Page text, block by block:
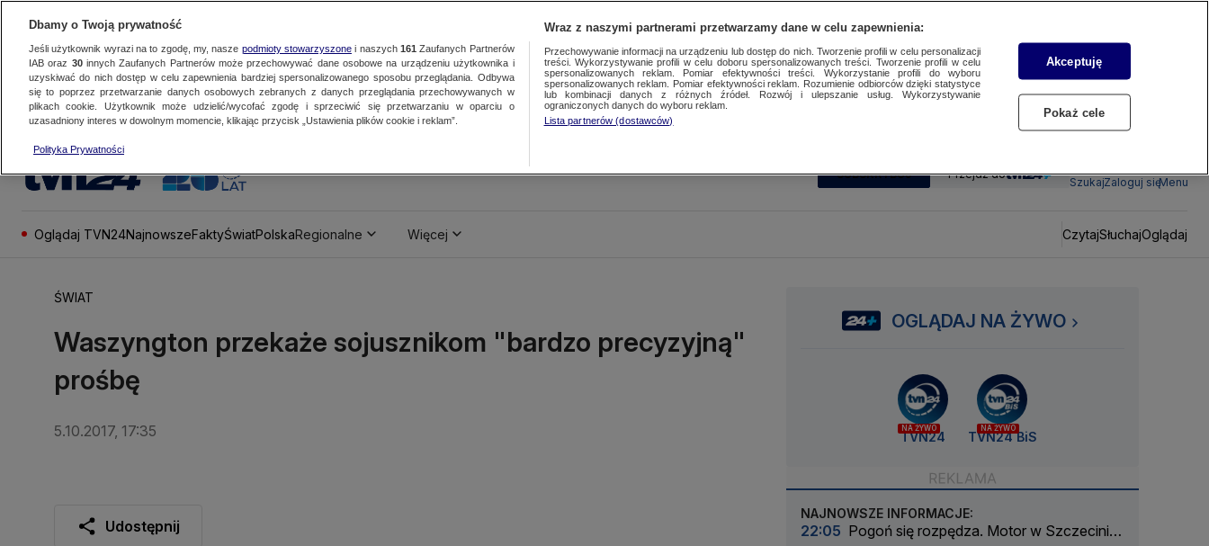
SUBSKRYBUJ Przejdź do
SzukajZaloguj sięMenu
Oglądaj TVN24NajnowszeFaktyŚwiatPolskaRegionalne Więcej CzytajSłuchajOglądaj
ŚWIAT
Waszyngton przekaże sojusznikom "bardzo precyzyjną"
prośbę
5.10.2017, 17:35
Udostępnij
OGLĄDAJ NA ŻYWO
NA ŻYWO
TVN24
NA ŻYWO
TVN24 BiS
NAJNOWSZE INFORMACJE:
22:05 Pogoń się rozpędza. Motor w Szczecinie
Dbamy o Twoją prywatność
Jeśli użytkownik wyrazi na to zgodę, my, nasze podmioty stowarzyszonei naszych 161 Zaufanych Partnerów
IAB oraz 30innych Zaufanych Partnerów może przechowywać dane osobowe na urządzeniu użytkownika i
uzyskiwać do nich dostęp w celu zapewnienia bardziej spersonalizowanego sposobu przeglądania. Odbywa
się to poprzez przetwarzanie danych osobowych zebranych z danych przeglądania przechowywanych w
plikach cookie. Użytkownik może udzielić/wycofać zgodę i sprzeciwić się przetwarzaniu w oparciu o
uzasadniony interes w dowolnym momencie, klikając przycisk „Ustawienia plików cookie i reklam”.
Polityka Prywatności
Wraz z naszymi partnerami przetwarzamy dane w celu zapewnienia:
Przechowywanie informacji na urządzeniu lub dostęp do nich. Tworzenie profili w celu personalizacji
treści. Wykorzystywanie profili w celu doboru spersonalizowanych treści. Tworzenie profili w celu
spersonalizowanych reklam. Pomiar efektywności treści. Wykorzystanie profili do wyboru
spersonalizowanych reklam. Pomiar efektywności reklam. Rozumienie odbiorców dzięki statystyce
lub kombinacji danych z różnych źródeł. Rozwój i ulepszanie usług. Wykorzystywanie
ograniczonych danych do wyboru reklam.
Lista partnerów (dostawców)
Akceptuję
Pokaż cele